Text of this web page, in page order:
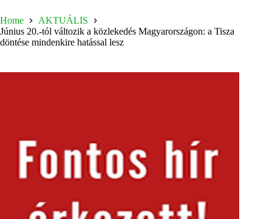
Home
AKTUÁLIS
Június 20.-tól változik a közlekedés Magyarországon: a Tisza
döntése mindenkire hatással lesz